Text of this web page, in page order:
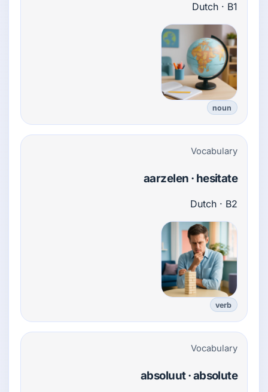
Dutch · B1
noun
Vocabulary
aarzelen · hesitate
Dutch · B2
verb
Vocabulary
absoluut · absolute